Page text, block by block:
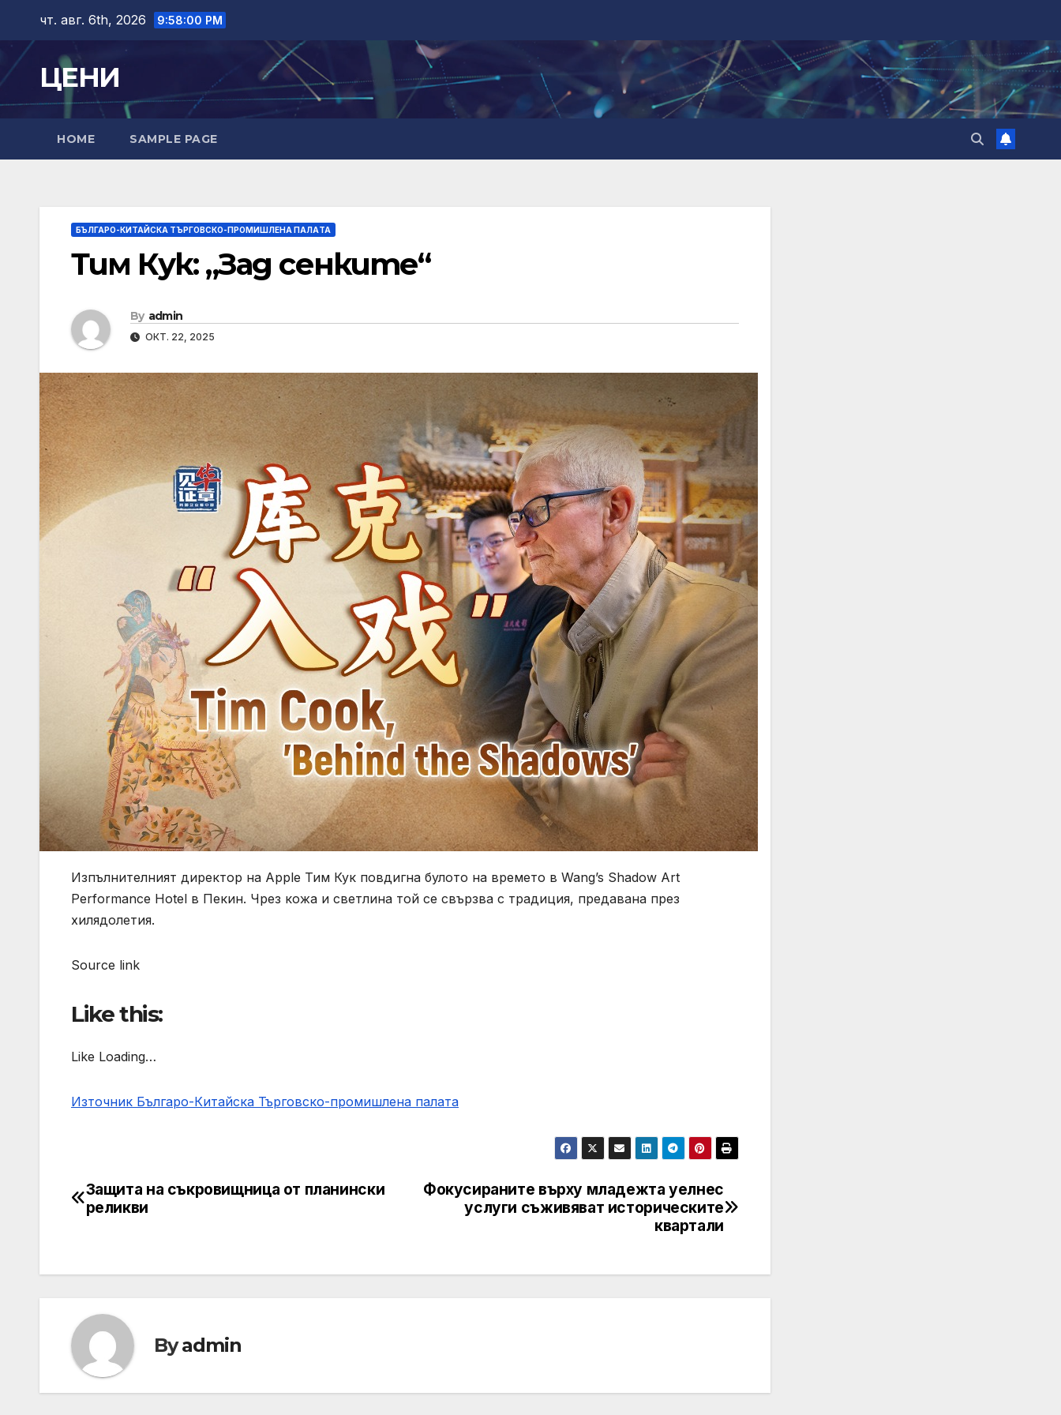
content
чт. авг. 6th, 2026 9:58:01 PM
ЦЕНИ
HOME SAMPLE PAGE
БЪЛГАРО-КИТАЙСКА ТЪРГОВСКО-ПРОМИШЛЕНА ПАЛAТА
Тим Кук: „Зад сенките“
By admin
ОКТ. 22, 2025
Изпълнителният директор на Apple Тим Кук повдигна булото на времето в Wang’s Shadow Art
Performance Hotel в Пекин. Чрез кожа и светлина той се свързва с традиция, предавана през
хилядолетия.
Source link
Like this:
Like Loading…
Източник Българо-Китайска Търговско-промишлена палaта
Навигация
Фокусираните върху младежта уелнес
услуги съживяват историческите
квартали
Защита на съкровищница от планински
реликви
Byadmin